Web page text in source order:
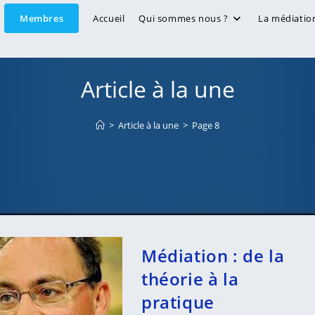
Membres Accueil Qui sommes nous ? La
Article à la une
> Article à la une > Page 8
Médiation : de la
théorie à la
pratique